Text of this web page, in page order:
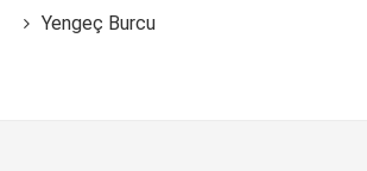
Yengeç Burcu